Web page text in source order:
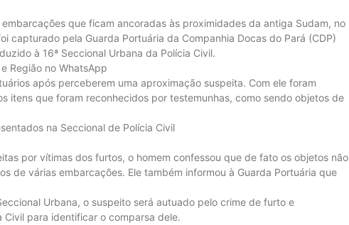
que ficam ancoradas às proximidades da antiga Sudam, no
capturado pela Guarda Portuária da Companhia Docas do Pará (CDP)
à 16ª Seccional Urbana da Polícia Civil.
Região no WhatsApp
após perceberem uma aproximação suspeita. Com ele foram
itens que foram reconhecidos por testemunhas, como sendo objetos de
na Seccional de Polícia Civil
por vítimas dos furtos, o homem confessou que de fato os objetos não
de várias embarcações. Ele também informou à Guarda Portuária que
Urbana, o suspeito será autuado pelo crime de furto e
Civil para identificar o comparsa dele.